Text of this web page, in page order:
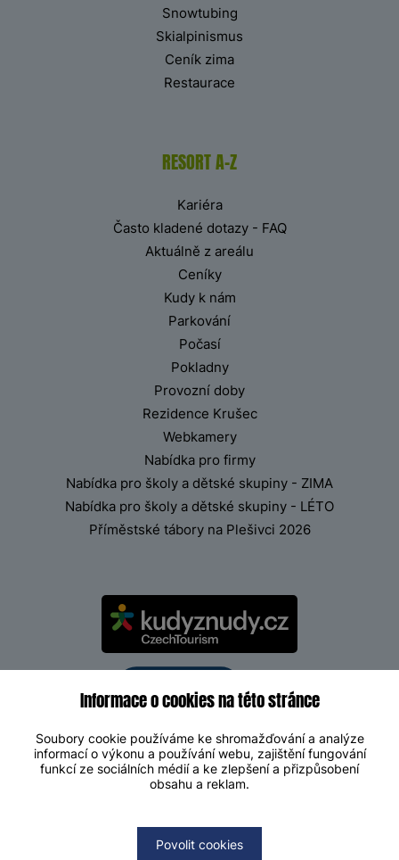
Informace o cookies na této stránce
Soubory cookie používáme ke shromažďování a analýze
informací o výkonu a používání webu, zajištění fungování
funkcí ze sociálních médií a ke zlepšení a přizpůsobení
obsahu a reklam.
Povolit cookies
Snowtubing
Skialpinismus
Ceník zima
Restaurace
RESORT A-Z
Kariéra
Často kladené dotazy - FAQ
Aktuálně z areálu
Ceníky
Kudy k nám
Parkování
Počasí
Pokladny
Provozní doby
Rezidence Krušec
Webkamery
Nabídka pro firmy
Nabídka pro školy a dětské skupiny - ZIMA
Nabídka pro školy a dětské skupiny - LÉTO
Příměstské tábory na Plešivci 2026